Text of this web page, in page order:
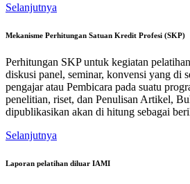
Selanjutnya
Mekanisme Perhitungan Satuan Kredit Profesi (SKP)
Perhitungan SKP untuk kegiatan
diskusi panel, seminar, konvensi yang di
pengajar atau Pembicara pada suatu
penelitian, riset, dan Penulisan Artikel,
dipublikasikan akan di hitung sebagai
Selanjutnya
Laporan pelatihan diluar IAMI